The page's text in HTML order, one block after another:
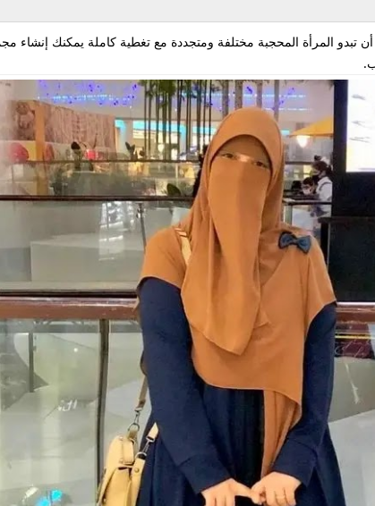
تبدو المرأة المحجبة مختلفة ومتجددة مع تغطية كاملة يمكنك إنشاء